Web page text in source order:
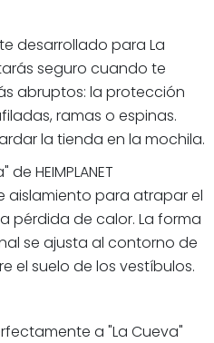
desarrollado para La
seguro cuando te
abruptos: la protección
ramas o espinas.
la tienda en la mochila.
HEIMPLANET
para atrapar el
pérdida de calor. La forma
se ajusta al contorno de
el suelo de los vestíbulos.
a "La Cueva"